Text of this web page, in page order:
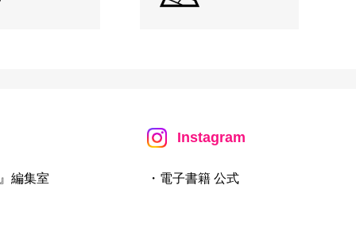
編集室
Instagram
・電子書籍 公式